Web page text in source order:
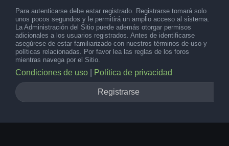
Para autenticarse debe estar registrado. Registrarse tomará solo
unos pocos segundos y le permitirá un amplio acceso al sistema.
La Administración del Sitio puede además otorgar permisos
adicionales a los usuarios registrados. Antes de identificarse
asegúrese de estar familiarizado con nuestros términos de uso y
políticas relacionadas. Por favor lea las reglas de los foros
mientras navega por el Sitio.
Condiciones de uso Política de privacidad
Registrarse